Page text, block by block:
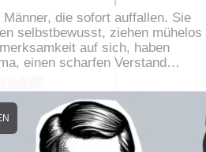
Männer, die sofort auffallen. Sie
selbstbewusst, ziehen mühelos
auf sich, haben
einen scharfen Verstand…